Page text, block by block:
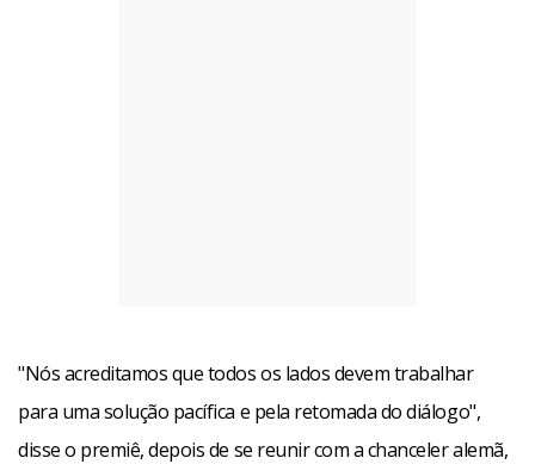
"Nós acreditamos que todos os lados devem trabalhar
para uma solução pacífica e pela retomada do diálogo",
disse o premiê, depois de se reunir com a chanceler alemã,